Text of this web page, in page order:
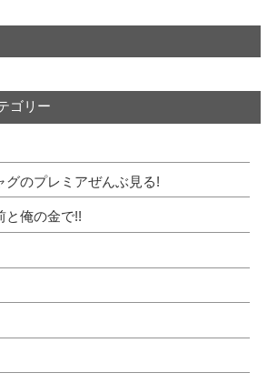
ゴリー
グのプレミアぜんぶ見る!
と俺の金で!!